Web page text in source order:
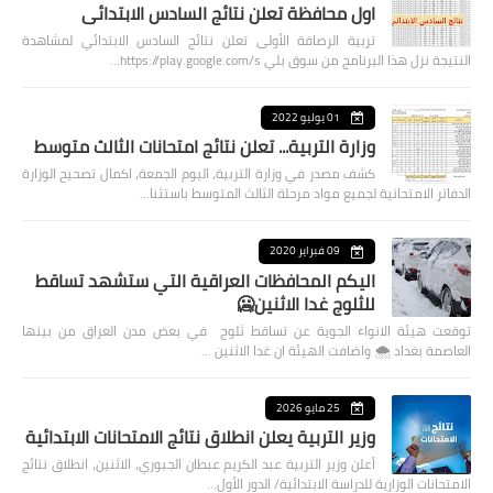
اول محافظة تعلن نتائج السادس الابتدائي
تربية الرصافة الأولى تعلن نتائج السادس الابتدائي لمشاهدة
النتيجة نزل هذا البرنامج من سوق بلي https://play.google.com/s…
01 يوليو 2022
وزارة التربية... تعلن نتائج امتحانات الثالث متوسط
كشف مصدر في وزارة التربية، اليوم الجمعة، اكمال تصحيح الوزارة
الدفاتر الامتحانية لجميع مواد مرحلة الثالث المتوسط باستثنا…
09 فبراير 2020
اليكم المحافظات العراقية التي ستشهد تساقط
للثلوج غدا الاثنين🥶
توقعت هيئة الانواء الجوية عن تساقط ثلوج في بعض مدن العراق من بينها
العاصمة بغداد ⁦🌨️⁩ واضافت الهيئة ان غدا الاثنين …
25 مايو 2026
وزير التربية يعلن انطلاق نتائج الامتحانات الابتدائية
أعلن وزير التربية عبد الكريم عبطان الجبوري، الاثنين، انطلاق نتائج
الامتحانات الوزارية للدراسة الابتدائية/ الدور الأول…